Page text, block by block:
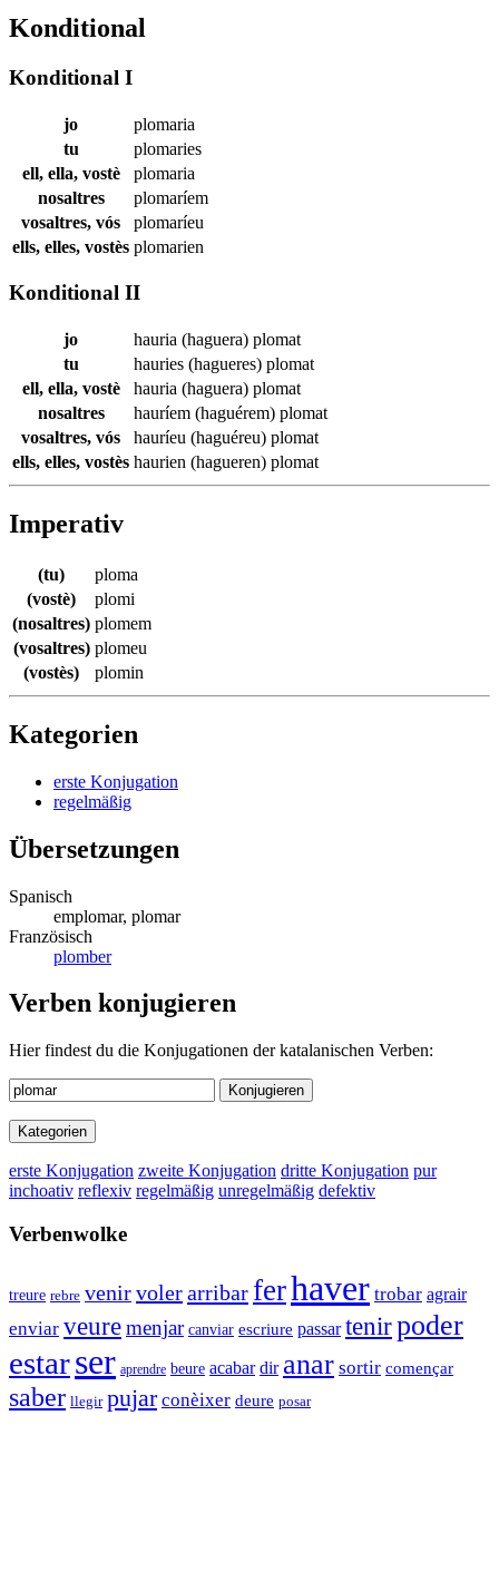
Konditional
Konditional I
jo
plomaria
tu
plomaries
ell, ella, vostè
plomaria
nosaltres
plomaríem
vosaltres, vós
plomaríeu
ells, elles, vostès plomarien
Konditional II
jo hauria (haguera) plomat
tu
hauries (hagueres) plomat
ell, ella, vostè
hauria (haguera) plomat
nosaltres
hauríem (haguérem) plomat
vosaltres, vós
hauríeu (haguéreu) plomat
ells, elles, vostès haurien (hagueren) plomat
Imperativ
(tu)
ploma
(vostè)
plomi
(nosaltres) plomem
(vosaltres) plomeu
(vostès)
plomin
Kategorien
erste Konjugation
regelmäßig
Übersetzungen
Spanisch
emplomar, plomar
Französisch
plomber
Verben konjugieren
Hier findest du die Konjugationen der katalanischen Verben:
Konjugieren
Kategorien
erste Konjugation zweite Konjugation dritte Konjugation pur
inchoativ reflexiv regelmäßig unregelmäßig defektiv
Verbenwolke
treure rebre venirvolerarribarferhaver trobar agrair
enviar veuremenjar canviar escriure passar tenirpoder
estarser aprendre beure acabar dir anar sortir començar
saber llegir pujar conèixer deure posar